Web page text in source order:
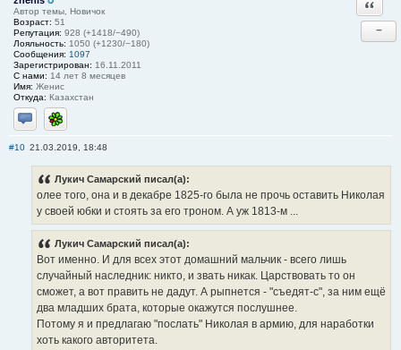
Автор темы, Новичок
Возраст: 51
Репутация: 928 (+1418/−490)
Лояльность: 1050 (+1230/−180)
Сообщения: 1097
Зарегистрирован: 16.11.2011
С нами: 14 лет 8 месяцев
Имя: Женис
Откуда: Казахстан
Отправить личное сообщение
ICQ
−
#10 21.03.2019, 18:48
Лукич Самарский писал(а):
олее того, она и в декабре 1825-го была не прочь оставить Николая
у своей юбки и стоять за его троном. А уж 1813-м ...
Лукич Самарский писал(а):
Вот именно. И для всех этот домашний мальчик - всего лишь
случайный наследник: никто, и звать никак. Царствовать то он
сможет, а вот править не дадут. А рыпнется - "съедят-с", за ним ещё
два младших брата, которые окажутся послушнее.
Потому я и предлагаю "послать" Николая в армию, для наработки
хоть какого авторитета.